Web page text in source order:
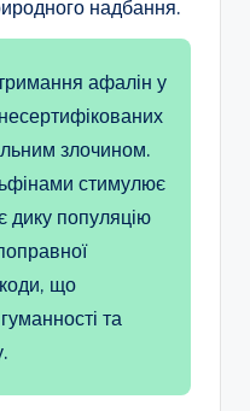
надбання.
афалін у
злочином.
стимулює
дику популяцію
що
та